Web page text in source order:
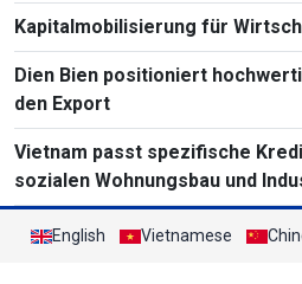
Kapitalmobilisierung für
Dien Bien positioniert
den Export
Vietnam passt spezifische
sozialen Wohnungsbau und
English Vietnamese